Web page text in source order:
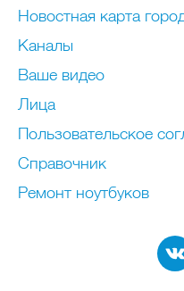
Новостная карта
Каналы
Ваше видео
Лица
Пользовательское
Справочник
Ремонт нoутбуков